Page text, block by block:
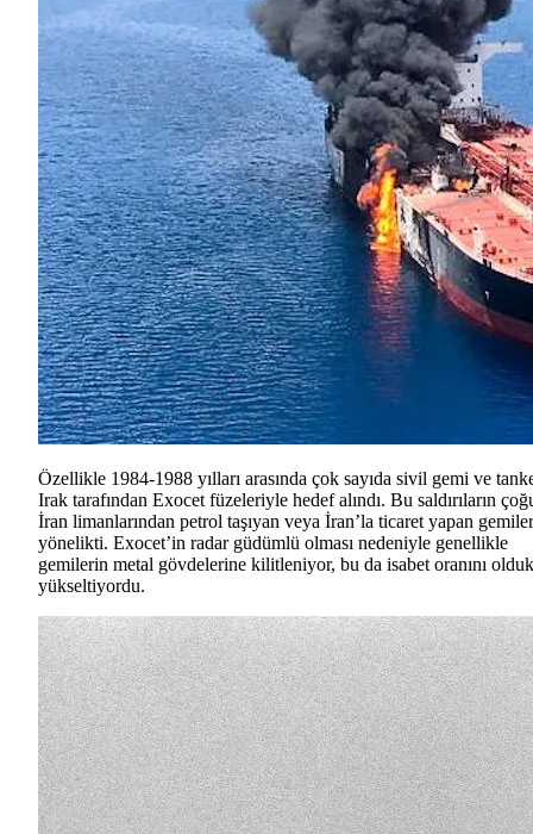
Özellikle 1984-1988 yılları arasında çok sayıda sivil gemi ve
Irak tarafından Exocet füzeleriyle hedef alındı. Bu saldırıların
İran limanlarından petrol taşıyan veya İran’la ticaret yapan
yönelikti. Exocet’in radar güdümlü olması nedeniyle genellikle
gemilerin metal gövdelerine kilitleniyor, bu da isabet oranını
yükseltiyordu.